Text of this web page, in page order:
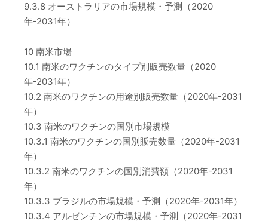
9.3.8 オーストラリアの市場規模・予測（2020
年-2031年）
10 南米市場
10.1 南米のワクチンのタイプ別販売数量（2020
年-2031年）
10.2 南米のワクチンの用途別販売数量（2020年-2031
年）
10.3 南米のワクチンの国別市場規模
10.3.1 南米のワクチンの国別販売数量（2020年-2031
年）
10.3.2 南米のワクチンの国別消費額（2020年-2031
年）
10.3.3 ブラジルの市場規模・予測（2020年-2031年）
10.3.4 アルゼンチンの市場規模・予測（2020年-2031